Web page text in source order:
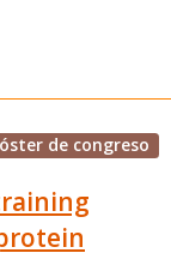
de congreso